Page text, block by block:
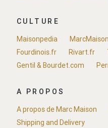
CULTURE
Maisonpedia
Fourdinois.fr
Rivart.fr
Gentil & Bourdet.com
A PROPOS
A propos de Marc Maison
Shipping and Delivery